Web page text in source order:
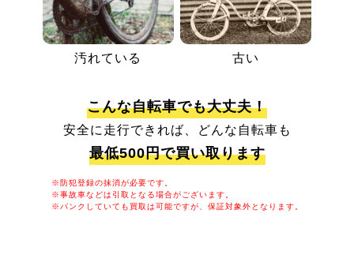
汚れている 古い
こんな自転車でも大丈夫！
安全に走行できれば、どんな自転車も
最低500円で買い取ります
※防犯登録の抹消が必要です。
※事故車などは引取となる場合がございます。
※パンクしていても買取は可能ですが、保証対象外となります。